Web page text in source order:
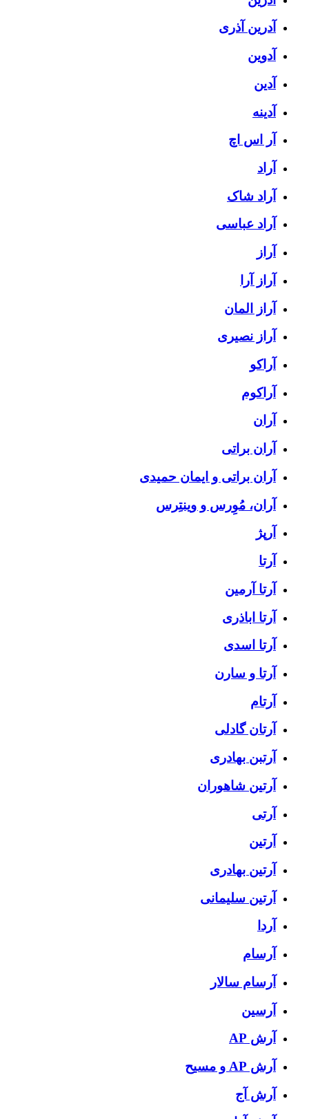
آدرین آذری
آدوین
آدین
آدینه
آر اس اچ
آراد
آراد شاک
آراد عباسی
آراز
آراز آرا
آراز المان
آراز نصیری
آراکو
آراکوم
آران
آران براتی
آران براتی و ایمان حمیدی
آران، مُوِرس و وینتِرس
آرپژ
آرتا
آرتا آرمین
آرتا اباذری
آرتا اسدی
آرتا و سارن
آرتام
آرتان گادلی
آرتبن بهادری
آرتين شاهوران
آرتی
آرتین
آرتین بهادری
آرتین سلیمانی
آردا
آرسام
آرسام سالار
آرسین
آرش AP
آرش AP و مسیح
آرش آج